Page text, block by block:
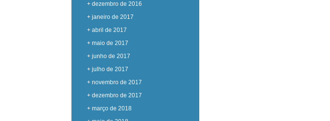
+ dezembro de 2016
+ janeiro de 2017
+ abril de 2017
+ maio de 2017
+ junho de 2017
+ julho de 2017
+ novembro de 2017
+ dezembro de 2017
+ março de 2018